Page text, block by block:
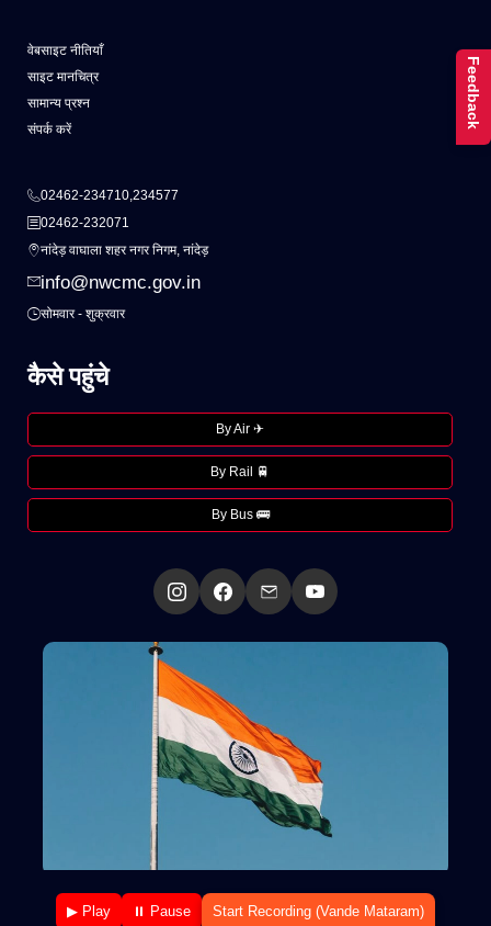
वेबसाइट नीतियाँ
साइट मानचित्र
सामान्य प्रश्न
संपर्क करें
02462-234710,234577
02462-232071
नांदेड़ वाघाला शहर नगर निगम, नांदेड़
info@nwcmc.gov.in
सोमवार - शुक्रवार
कैसे पहुंचे
By Air ✈
By Rail 🚆
By Bus 🚌
▶ Play ⏸ Pause Start Recording (Vande Mataram)
Feedback